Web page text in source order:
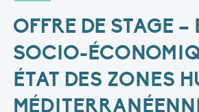
OFFRE DE STAGE –
SOCIO-
ÉTAT DES ZONES